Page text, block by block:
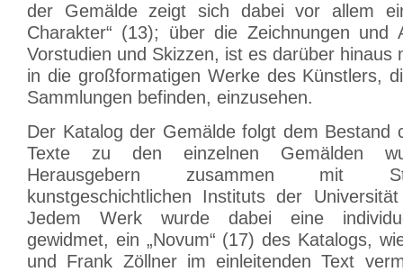
der Gemälde zeigt sich dabei vor allem
Charakter“ (13); über die Zeichnungen und
Vorstudien und Skizzen, ist es darüber hinaus
in die großformatigen Werke des Künstlers,
Sammlungen befinden, einzusehen.
Der Katalog der Gemälde folgt dem Bestand
Texte zu den einzelnen Gemälden
Herausgebern zusammen mit
kunstgeschichtlichen Instituts der
Jedem Werk wurde dabei eine
gewidmet, ein „Novum“ (17) des Katalogs,
und Frank Zöllner im einleitenden Text